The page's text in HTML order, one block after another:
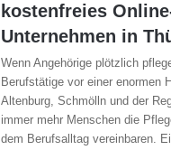
kostenfreies
Unternehmen in
Wenn Angehörige plötzlich
Berufstätige vor einer enormen
Altenburg, Schmölln und der
immer mehr Menschen die
dem Berufsalltag vereinbaren.